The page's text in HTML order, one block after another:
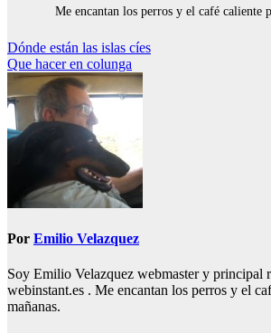
Me encantan los perros y el café caliente
Navegación
de
entradas
Dónde están las islas cíes
Que hacer en colunga
Por Emilio Velazquez
Soy Emilio Velazquez webmaster y principal
webinstant.es . Me encantan los perros y el
mañanas.